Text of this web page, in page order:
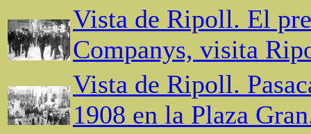
Vista de Ripoll. El
Companys, visita
Vista de Ripoll.
1908 en la Plaza